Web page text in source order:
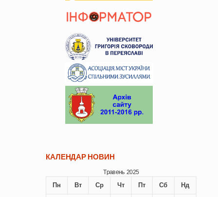
КАЛЕНДАР НОВИН
Травень 2025
Пн Вт Ср Чт Пт Сб Нд